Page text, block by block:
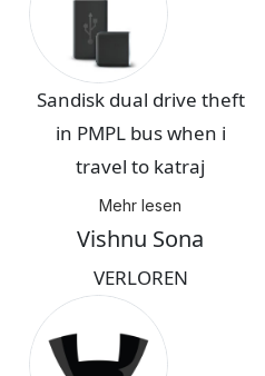
Sandisk dual drive theft
in PMPL bus when i
travel to katraj
Mehr lesen
Vishnu Sona
VERLOREN